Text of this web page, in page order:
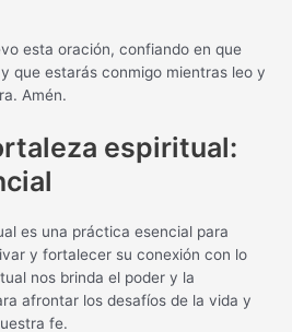
esta oración, confiando en que
que estarás conmigo mientras leo y
Amén.
espiritual:
es una práctica esencial para
y fortalecer su conexión con lo
nos brinda el poder y la
afrontar los desafíos de la vida y
fe.